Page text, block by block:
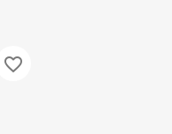
favorite_border